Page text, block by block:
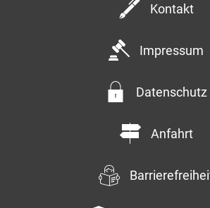
Kontakt
Impressum
Datenschutz
Anfahrt